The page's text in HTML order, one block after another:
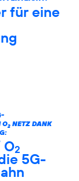
für eine
O2NETZ DANK
2
5G-